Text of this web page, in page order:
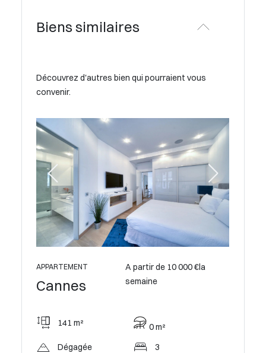
Biens similaires
Découvrez d'autres bien qui pourraient vous
convenir.
A partir de 10 000 €la
semaine
0 m²
3
APPARTEMENT
Cannes
130 m²
Dégagée